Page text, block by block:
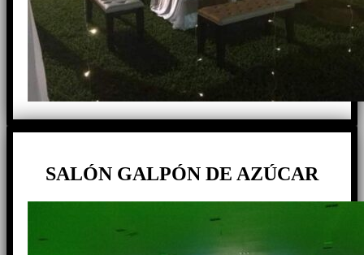
SALÓN GALPÓN DE AZÚCAR